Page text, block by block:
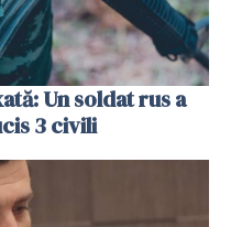
Un soldat rus a
3 civili